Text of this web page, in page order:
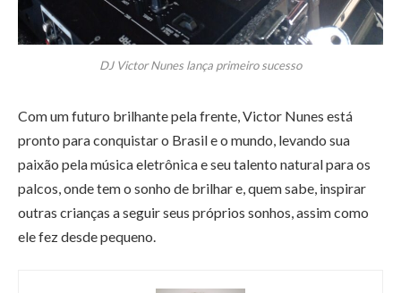
DJ Victor Nunes lança primeiro sucesso
Com um futuro brilhante pela frente, Victor Nunes está
pronto para conquistar o Brasil e o mundo, levando sua
paixão pela música eletrônica e seu talento natural para os
palcos, onde tem o sonho de brilhar e, quem sabe, inspirar
outras crianças a seguir seus próprios sonhos, assim como
ele fez desde pequeno.